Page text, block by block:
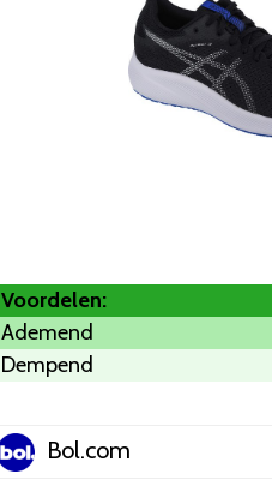
Voordelen:
Ademend
Dempend
Bol.com